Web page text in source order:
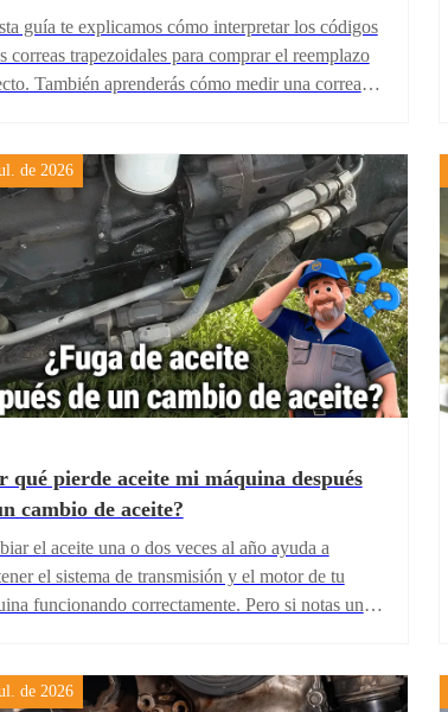
guía te explicamos cómo interpretar los códigos
correas trapezoidales para comprar el reemplazo
También aprenderás cómo medir una correa
de 2026
qué pierde aceite mi máquina después
cambio de aceite?
el aceite una o dos veces al año ayuda a
el sistema de transmisión y el motor de tu
funcionando correctamente. Pero si notas una
te explicamos las causas más comunes por las
de 2026